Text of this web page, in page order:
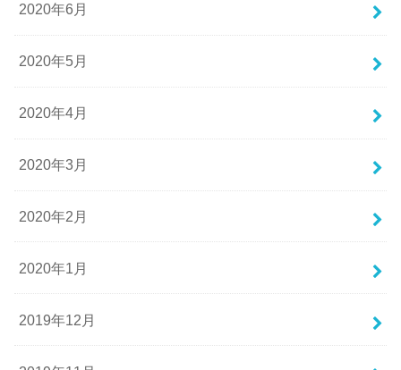
2020年6月
2020年5月
2020年4月
2020年3月
2020年2月
2020年1月
2019年12月